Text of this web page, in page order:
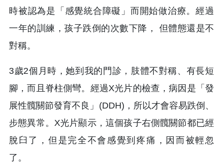
時被認為是「感覺統合障礙」而開始做治療。經過
一年的訓練，孩子跌倒的次數下降， 但體態還是不
對稱。
3歲2個月時，她到我的門診，肢體不對稱、有長短
腳，而且脊柱側彎。經過X光片的檢查，病因是「發
展性髖關節發育不良」(DDH)，所以才會容易跌倒、
步態異常。X光片顯示，這個孩子右側髖關節都已經
脫臼了，但是完全不會感覺到疼痛，因而被輕忽
了。